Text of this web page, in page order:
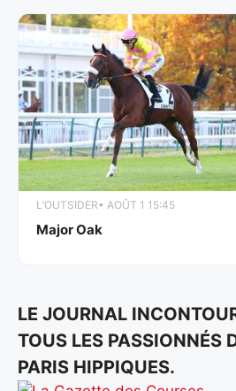
L’OUTSIDER• AOÛT 1 15:45
Major Oak
LE JOURNAL
TOUS LES PASSIONNÉS
PARIS HIPPIQUES.